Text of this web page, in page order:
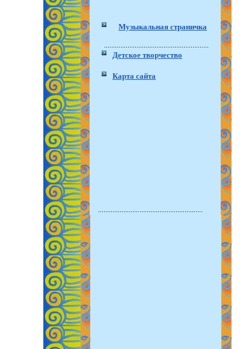
Музыкальная страничка
Детское творчество
Карта сайта